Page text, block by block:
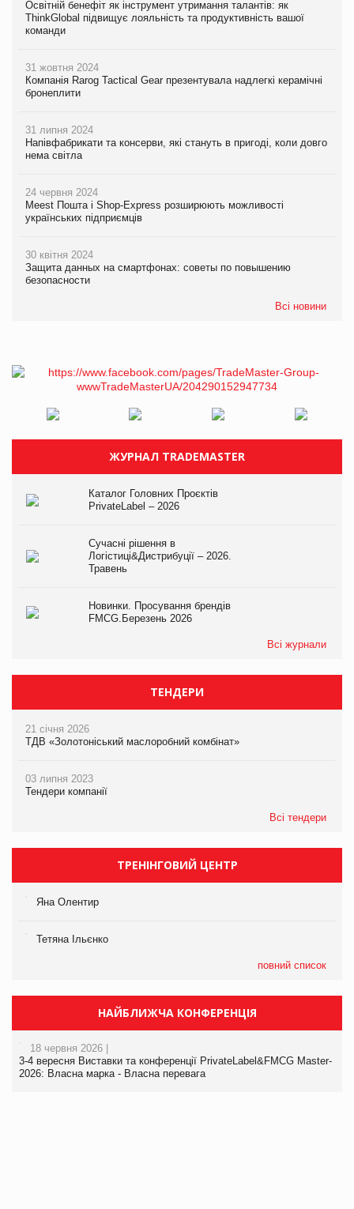
Освітній бенефіт як інструмент утримання талантів: як
ThinkGlobal підвищує лояльність та продуктивність вашої
команди
31 жовтня 2024
Компанія Rarog Tactical Gear презентувала надлегкі керамічні
бронеплити
31 липня 2024
Напівфабрикати та консерви, які стануть в пригоді, коли довго
нема світла
24 червня 2024
Meest Пошта і Shop-Express розширюють можливості
українських підприємців
30 квітня 2024
Защита данных на смартфонах: советы по повышению
безопасности
Всі новини
ЖУРНАЛ TRADEMASTER
Каталог Головних Проєктів
PrivateLabel – 2026
Сучасні рішення в
Логістиці&Дистрибуції – 2026.
Травень
Новинки. Просування брендів
FMCG.Березень 2026
Всі журнали
ТЕНДЕРИ
21 січня 2026
ТДВ «Золотоніський маслоробний комбінат»
03 липня 2023
Тендери компанії
Всі тендери
ТРЕНІНГОВИЙ ЦЕНТР
Яна Олентир
Тетяна Ільєнко
повний список
НАЙБЛИЖЧА КОНФЕРЕНЦІЯ
18 червня 2026 |
3-4 вересня Виставки та конференції PrivateLabel&FMCG Master-
2026: Власна марка - Власна перевага